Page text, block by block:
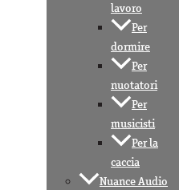
lavoro
Per
dormire
Per
nuotatori
Per
musicisti
Per la
caccia
Nuance Audio